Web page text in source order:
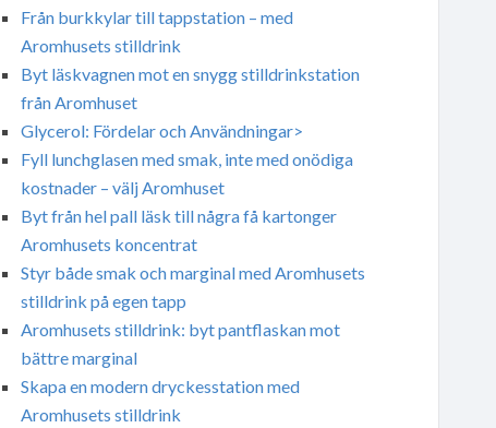
Från burkkylar till tappstation – med
Aromhusets stilldrink
Byt läskvagnen mot en snygg stilldrinkstation
från Aromhuset
Glycerol: Fördelar och Användningar>
Fyll lunchglasen med smak, inte med onödiga
kostnader – välj Aromhuset
Byt från hel pall läsk till några få kartonger
Aromhusets koncentrat
Styr både smak och marginal med Aromhusets
stilldrink på egen tapp
Aromhusets stilldrink: byt pantflaskan mot
bättre marginal
Skapa en modern dryckesstation med
Aromhusets stilldrink